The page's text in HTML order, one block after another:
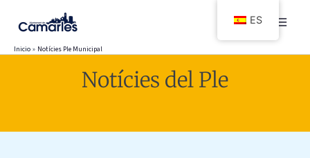
contenido
Inicio Notícies Ple Municipal
Notícies del Ple
ES